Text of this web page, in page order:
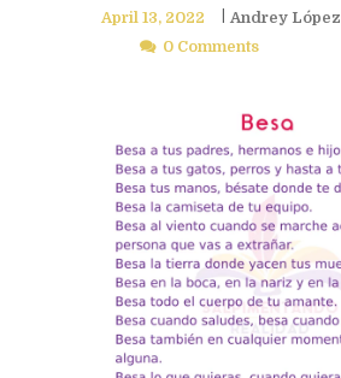
April 13, 2022
Andrey López
0 Comments